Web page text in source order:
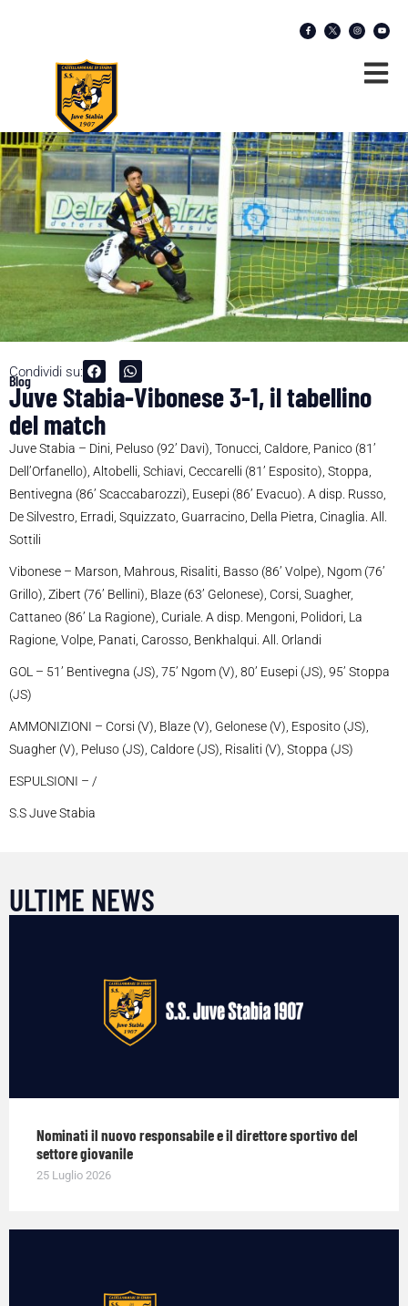
Condividi su:
Blog
Juve Stabia-Vibonese 3-1, il tabellino
del match
Juve Stabia – Dini, Peluso (92’ Davi), Tonucci, Caldore, Panico (81’
Dell’Orfanello), Altobelli, Schiavi, Ceccarelli (81’ Esposito), Stoppa,
Bentivegna (86’ Scaccabarozzi), Eusepi (86’ Evacuo). A disp. Russo,
De Silvestro, Erradi, Squizzato, Guarracino, Della Pietra, Cinaglia. All.
Sottili
Vibonese – Marson, Mahrous, Risaliti, Basso (86’ Volpe), Ngom (76’
Grillo), Zibert (76’ Bellini), Blaze (63’ Gelonese), Corsi, Suagher,
Cattaneo (86’ La Ragione), Curiale. A disp. Mengoni, Polidori, La
Ragione, Volpe, Panati, Carosso, Benkhalqui. All. Orlandi
GOL – 51’ Bentivegna (JS), 75’ Ngom (V), 80’ Eusepi (JS), 95’ Stoppa
(JS)
AMMONIZIONI – Corsi (V), Blaze (V), Gelonese (V), Esposito (JS),
Suagher (V), Peluso (JS), Caldore (JS), Risaliti (V), Stoppa (JS)
ESPULSIONI – /
S.S Juve Stabia
ULTIME NEWS
Nominati il nuovo responsabile e il direttore sportivo del
settore giovanile
25 Luglio 2026